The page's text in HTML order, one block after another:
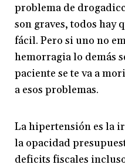
problema de
son graves, todos hay
fácil. Pero si uno no
hemorragia lo demás
paciente se te va a
a esos problemas.
La hipertensión es la
la opacidad
deficits fiscales